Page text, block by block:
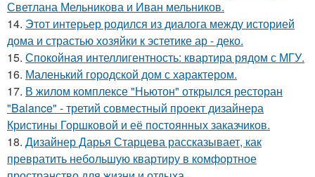
Светлана Мельникова и Иван мельников.
14. Этот интерьер родился из диалога между историей
дома и страстью хозяйки к эстетике ар - деко.
15. Спокойная интеллигентность: квартира рядом с МГУ.
16. Маленький городской дом с характером.
17. В жилом комплексе "Ньютон" открылся ресторан
"Balance" - третий совместный проект дизайнера
Кристины Горшковой и её постоянных заказчиков.
18. Дизайнер Дарья Старцева рассказывает, как
превратить небольшую квартиру в комфортное